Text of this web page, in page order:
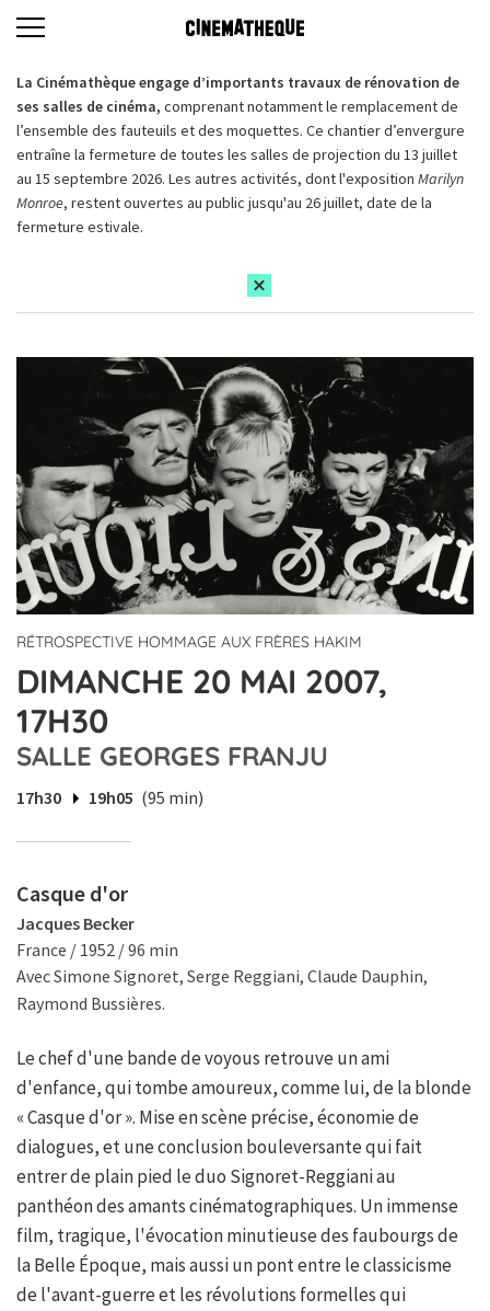
La Cinémathèque engage d’importants travaux de rénovation de
ses salles de cinéma, comprenant notamment le remplacement de
l’ensemble des fauteuils et des moquettes. Ce chantier d’envergure
entraîne la fermeture de toutes les salles de projection du 13 juillet
au 15 septembre 2026. Les autres activités, dont l'exposition Marilyn
Monroe, restent ouvertes au public jusqu'au 26 juillet, date de la
fermeture estivale.
RÉTROSPECTIVE HOMMAGE AUX FRÈRES HAKIM
DIMANCHE 20 MAI 2007,
17H30
SALLE GEORGES FRANJU
17h30 19h05 (95 min)
Casque d'or
Jacques Becker
France / 1952 / 96 min
Avec Simone Signoret, Serge Reggiani, Claude Dauphin,
Raymond Bussières.
Le chef d'une bande de voyous retrouve un ami
d'enfance, qui tombe amoureux, comme lui, de la blonde
« Casque d'or ». Mise en scène précise, économie de
dialogues, et une conclusion bouleversante qui fait
entrer de plain pied le duo Signoret-Reggiani au
panthéon des amants cinématographiques. Un immense
film, tragique, l'évocation minutieuse des faubourgs de
la Belle Époque, mais aussi un pont entre le classicisme
de l'avant-guerre et les révolutions formelles qui